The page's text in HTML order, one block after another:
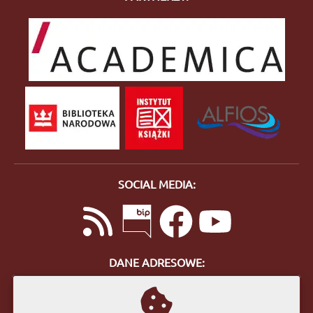
SOCIAL MEDIA:
DANE ADRESOWE:
ul. Bohaterów Getta 10
57-400 Nowa Ruda